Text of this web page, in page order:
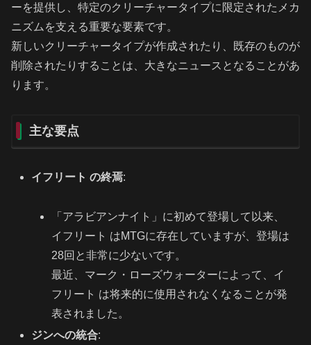
ーを提供し、特定のクリーチャータイプに限定されたメカ
ニズムを支える重要な要素です。
新しいクリーチャータイプが作成されたり、既存のものが
削除されたりすることは、大きなニュースとなることがあ
ります。
主な要点
イフリート の終焉:
「アラビアンナイト」に初めて登場して以来、
イフリート はMTGに存在していますが、登場は
28回と非常に少ないです。
最近、マーク・ローズウォーターによって、イ
フリート は将来的に使用されなくなることが発
表されました。
ジンへの統合: